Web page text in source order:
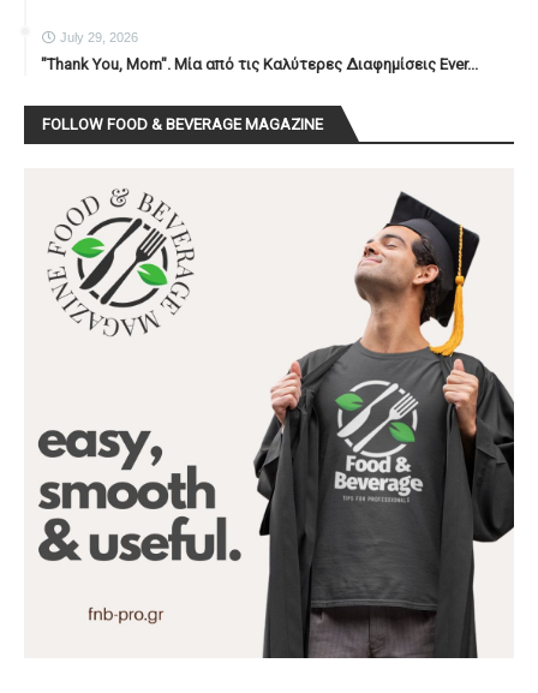
July 29, 2026
"Thank You, Mοm". Μία από τις Καλύτερες Διαφημίσεις Ever...
FOLLOW FOOD & BEVERAGE MAGAZINE